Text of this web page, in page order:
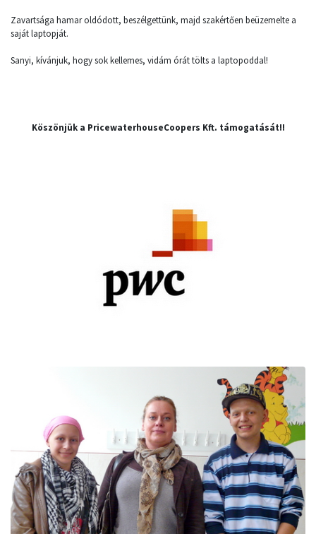
Zavartsága hamar oldódott, beszélgettünk, majd szakértően beüzemelte a
saját laptopját.
Sanyi, kívánjuk, hogy sok kellemes, vidám órát tölts a laptopoddal!
Köszönjük a PricewaterhouseCoopers Kft. támogatását!!